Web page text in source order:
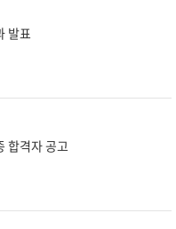
발표
합격자 공고